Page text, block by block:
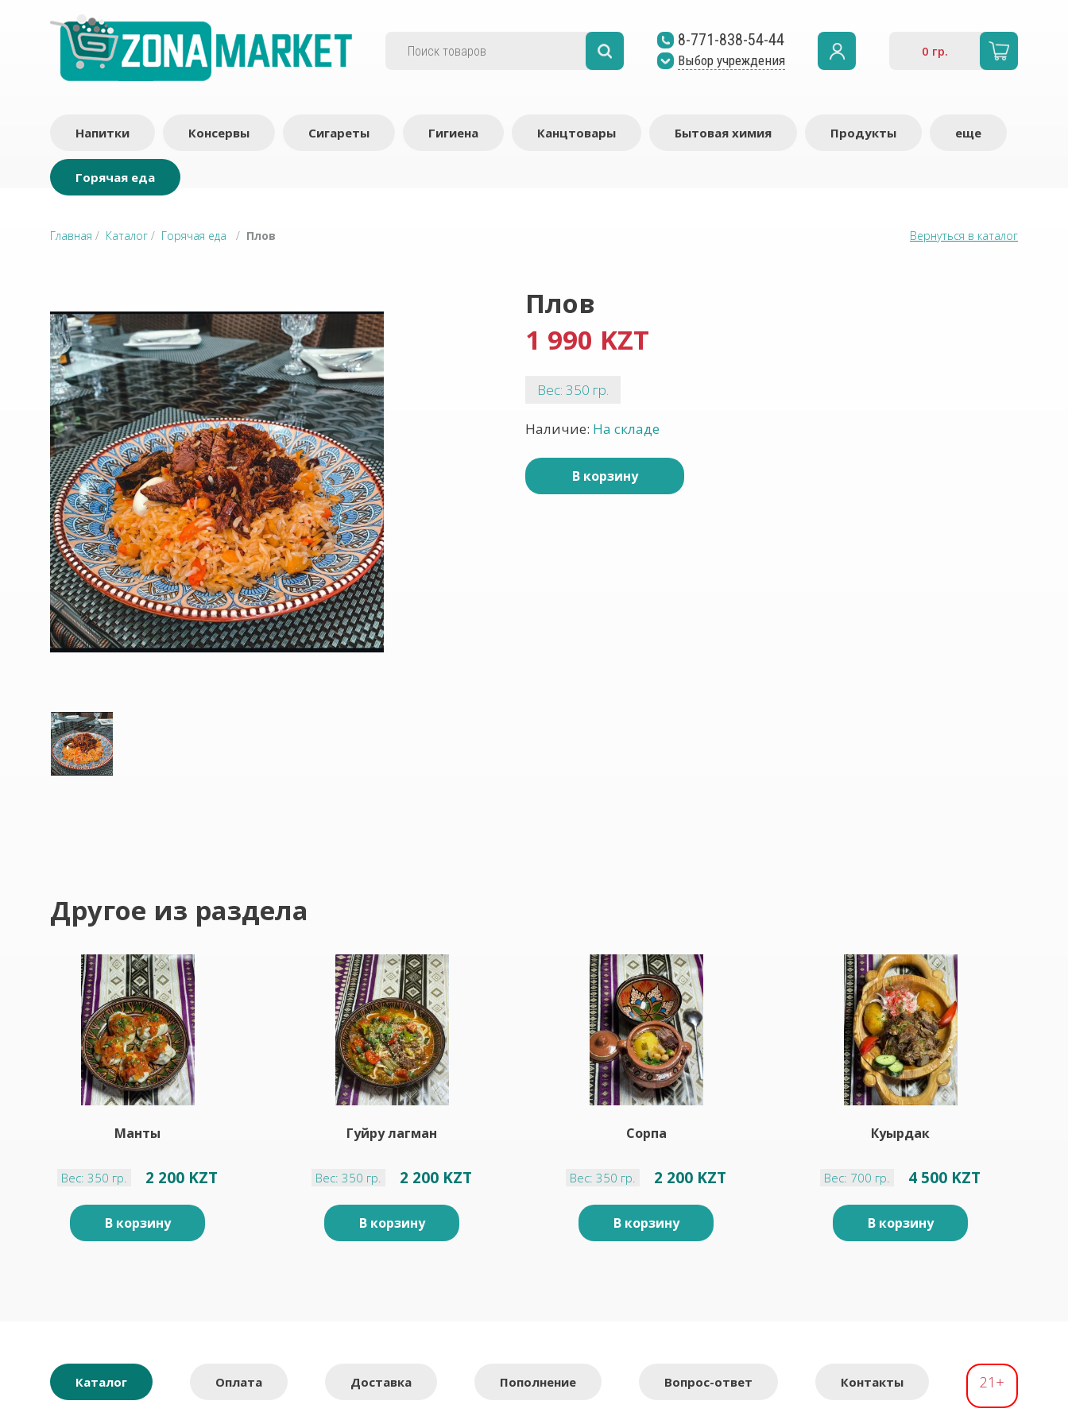
8-771-838-54-44
Выбор учреждения
0 гр.
Напитки Консервы Сигареты Гигиена Канцтовары Бытовая химия Продукты еще
Горячая еда
Главная / Каталог / Горячая еда / Плов Вернуться в каталог
Плов
1 990 KZT
Вес: 350 гр.
Наличие: На складе
В корзину
Другое из раздела
Манты
Вес: 350 гр. 2 200 KZT
В корзину
Гуйру лагман
Вес: 350 гр. 2 200 KZT
В корзину
Сорпа
Вес: 350 гр. 2 200 KZT
В корзину
Куырдак
Вес: 700 гр. 4 500 KZT
В корзину
Каталог Оплата Доставка Пополнение Вопрос-ответ Контакты 21+